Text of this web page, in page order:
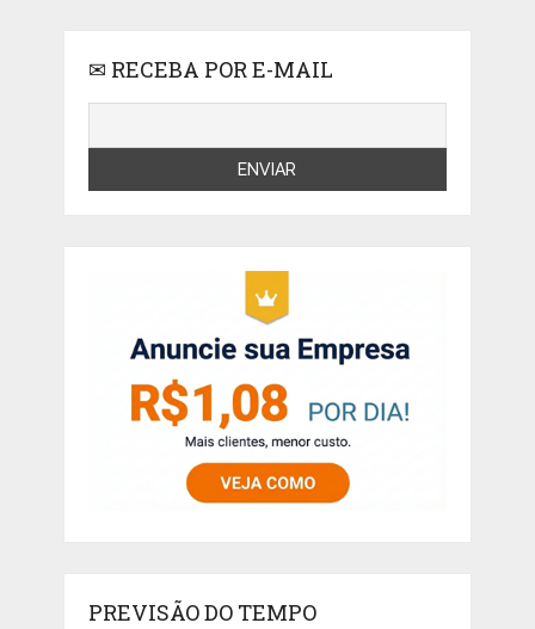
✉ RECEBA POR E-MAIL
PREVISÃO DO TEMPO